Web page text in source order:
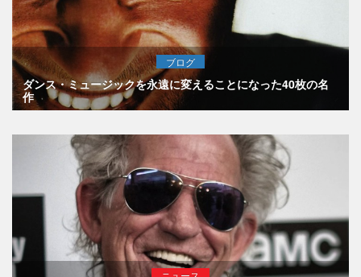
ブログ
ダンス・ミュージックを永遠に変えることになった40枚の名
作